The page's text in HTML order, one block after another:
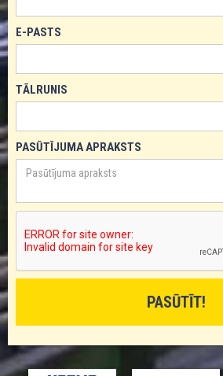
E-PASTS
TĀLRUNIS
PASŪTĪJUMA APRAKSTS